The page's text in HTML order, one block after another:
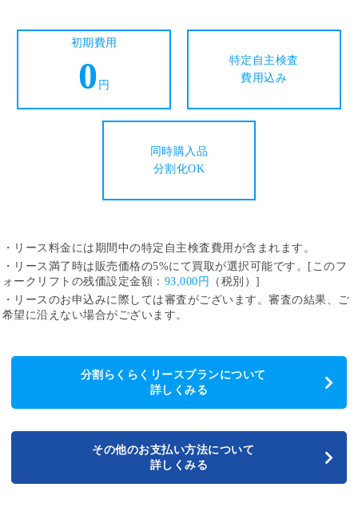
初期費用
0 円
特定自主検査
費用込み
同時購入品
分割化OK
・リース料金には期間中の特定自主検査費用が含まれます。
・リース満了時は販売価格の5%にて買取が選択可能です。[このフ
ォークリフトの残価設定金額： 93,000円
（税別）]
・リースのお申込みに際しては審査がございます。審査の結果、ご
希望に沿えない場合がございます。
分割らくらくリースプランについて
詳しくみる
その他のお支払い方法について
詳しくみる